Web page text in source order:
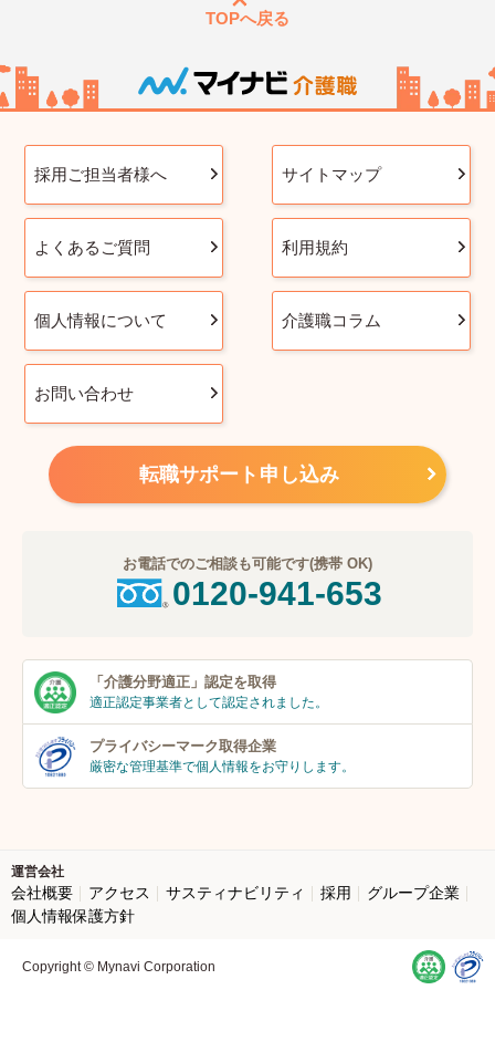
TOPへ戻る
採用ご担当者様へ サイトマップ
よくあるご質問 利用規約
個人情報について 介護職コラム
お問い合わせ
転職サポート申し込み
お電話でのご相談も可能です(携帯 OK)
0120-941-653
「介護分野適正」 認定を取得
適正認定事業者として認定されました。
プライバシーマーク取得企業
厳密な管理基準で個人情報をお守りします。
運営会社
会社概要 アクセス サスティナビリティ 採用
グループ企業
個人情報保護方針
Copyright © Mynavi Corporation